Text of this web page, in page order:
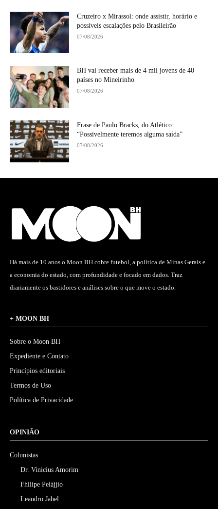
Cruzeiro x Mirassol: onde assistir, horário e
possíveis escalações pelo Brasileirão
07/08/2026
BH vai receber mais de 4 mil jovens de 40
países no Mineirinho
07/08/2026
Frase de Paulo Bracks, do Atlético:
“Possivelmente teremos alguma saída”
07/08/2026
Há mais de 10 anos o Moon BH cobre futebol, a política de Minas Gerais e
a economia do estado, com profundidade e focado em dados. Traz
diariamente os bastidores e análises sobre o que move o estado.
+ MOON BH
Sobre o Moon BH
Expediente e Contato
Princípios editoriais
Termos de Uso
Política de Privacidade
OPINIÃO
Colunistas
Dr. Vinicius Amorim
Fhilipe Pelájjio
Leandro Jahel